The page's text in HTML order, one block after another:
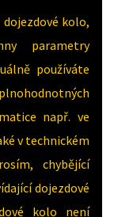
kolo,
parametry
používáte
např. ve
v technickém
chybějící
dojezdové
kolo není